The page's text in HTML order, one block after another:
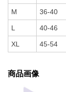
M 36-40
L 40-46
XL 45-54
商品画像